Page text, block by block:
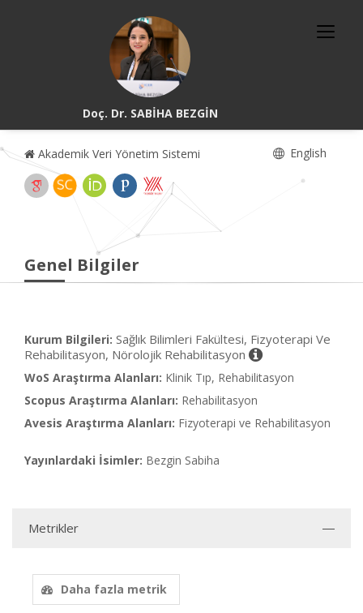
Doç. Dr. SABİHA BEZGİN
Akademik Veri Yönetim Sistemi English
Genel Bilgiler
Kurum Bilgileri: Sağlık Bilimleri Fakültesi, Fizyoterapi Ve
Rehabilitasyon, Nörolojik Rehabilitasyon
WoS Araştırma Alanları: Klinik Tıp, Rehabilitasyon
Scopus Araştırma Alanları: Rehabilitasyon
Avesis Araştırma Alanları: Fizyoterapi ve Rehabilitasyon
Yayınlardaki İsimler: Bezgin Sabiha
Metrikler
Daha fazla metrik